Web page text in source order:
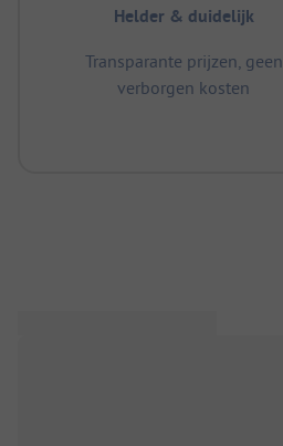
Helder & duidelijk
Transparante prijzen, geen
verborgen kosten